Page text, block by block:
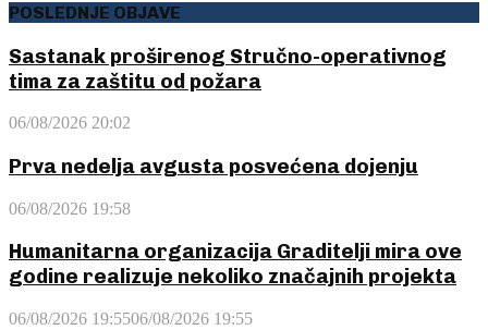
POSLEDNJE OBJAVE
Sastanak proširenog Stručno-operativnog
tima za zaštitu od požara
06/08/2026 20:02
Prva nedelja avgusta posvećena dojenju
06/08/2026 19:58
Humanitarna organizacija Graditelji mira ove
godine realizuje nekoliko značajnih projekta
06/08/2026 19:5506/08/2026 19:55